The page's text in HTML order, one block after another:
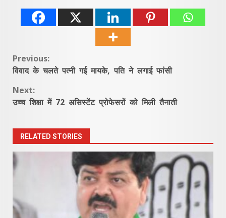
Continue
Previous:
विवाद के चलते पत्नी गई मायके, पति ने लगाई फांसी
Next:
उच्च शिक्षा में 72 असिस्टेंट प्रोफेसरों को मिली तैनाती
RELATED STORIES